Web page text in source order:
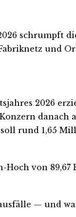
schrumpft
und
2026
danach
rund 1,65
Hoch von
— und